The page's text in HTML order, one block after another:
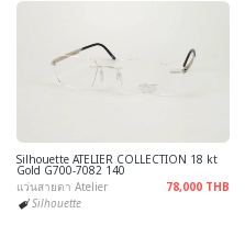
Silhouette ATELIER COLLECTION 18 kt
Gold G700-7082 140
แว่นสายตา Atelier
78,000 THB
Silhouette